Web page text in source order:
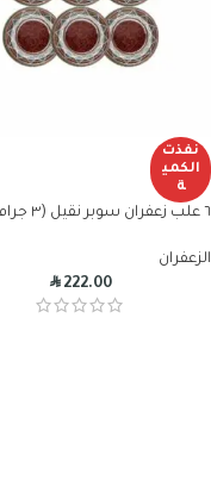
نفذت
الكمي
ة
٦ علب زعفران سوبر نقيل (٣ جرام)
الزعفران
R222.00